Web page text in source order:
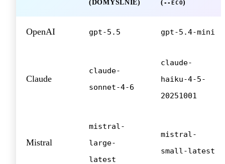
(DOMYŚLNIE)
(--ECO)
OpenAI gpt-5.5 gpt-5.4-mini
Claude
claude-
sonnet-4-6
claude-
haiku-4-5-
20251001
Mistral
mistral-
large-
latest
mistral-
small-latest